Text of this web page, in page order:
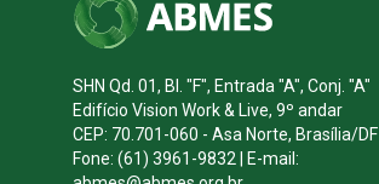
SHN Qd. 01, Bl. "F", Entrada "A", Conj. "A"
Edifício Vision Work & Live, 9º andar
CEP: 70.701-060 - Asa Norte, Brasília/DF
Fone: (61) 3961-9832 | E-mail: